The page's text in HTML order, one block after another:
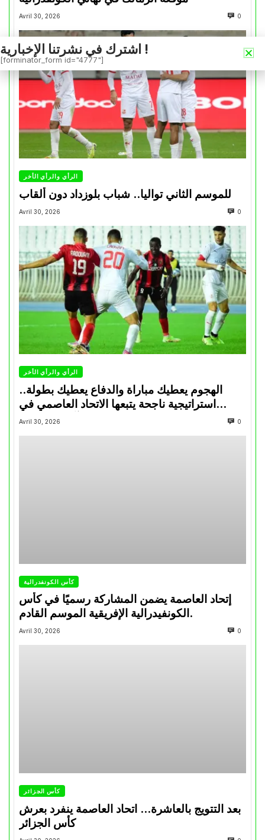
Avril 30, 2026 0
الرأي والرأي الأخر
للموسم الثاني تواليا.. شباب بلوزداد دون ألقاب
Avril 30, 2026 0
الرأي والرأي الأخر
الهجوم يعطيك مباراة والدفاع يعطيك بطولة..
استراتيجية ناجحة يتبعها الاتحاد العاصمي في
تتويجاته آخر السنوات
Avril 30, 2026 0
كأس الكونفدرالية
إتحاد العاصمة يضمن المشاركة رسميًا في كأس
الكونفيدرالية الإفريقية الموسم القادم.
Avril 30, 2026 0
كأس الجزائر
بعد التتويج بالعاشرة… اتحاد العاصمة ينفرد بعرش
كأس الجزائر
اشترك في نشرتنا الإخبارية !
[forminator_form id="4777"]